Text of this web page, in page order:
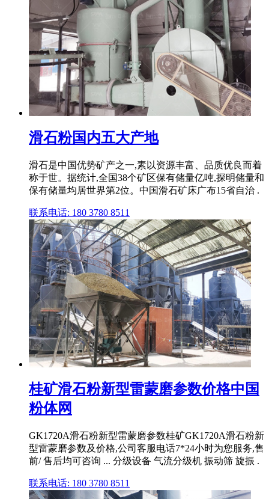
滑石粉国内五大产地
滑石是中国优势矿产之一,素以资源丰富、品质优良而着
称于世。据统计,全国38个矿区保有储量亿吨,探明储量和
保有储量均居世界第2位。中国滑石矿床广布15省自治 .
联系电话: 180 3780 8511
桂矿滑石粉新型雷蒙磨参数价格中国
粉体网
GK1720A滑石粉新型雷蒙磨参数桂矿GK1720A滑石粉新
型雷蒙磨参数及价格,公司客服电话7*24小时为您服务,售
前/ 售后均可咨询 ... 分级设备 气流分级机 振动筛 旋振 .
联系电话: 180 3780 8511